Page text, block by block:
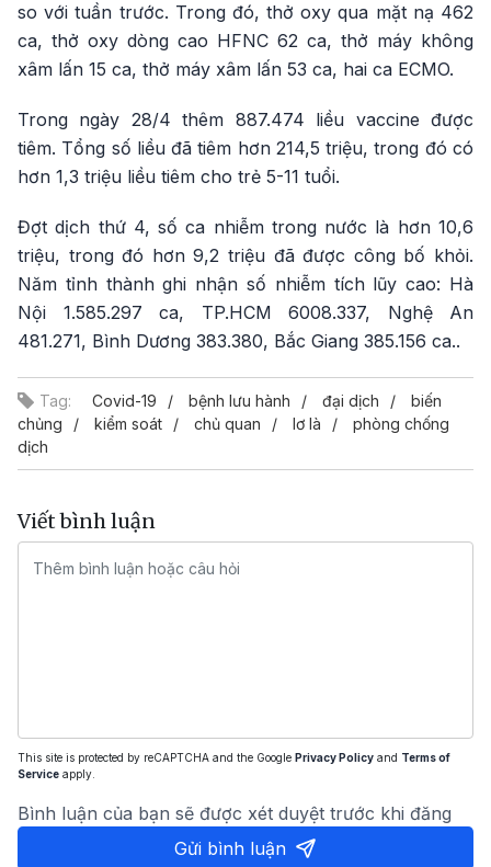
so với tuần trước. Trong đó, thở oxy qua mặt nạ 462
ca, thở oxy dòng cao HFNC 62 ca, thở máy không
xâm lấn 15 ca, thở máy xâm lấn 53 ca, hai ca ECMO.
Trong ngày 28/4 thêm 887.474 liều vaccine được
tiêm. Tổng số liều đã tiêm hơn 214,5 triệu, trong đó có
hơn 1,3 triệu liều tiêm cho trẻ 5-11 tuổi.
Đợt dịch thứ 4, số ca nhiễm trong nước là hơn 10,6
triệu, trong đó hơn 9,2 triệu đã được công bố khỏi.
Năm tỉnh thành ghi nhận số nhiễm tích lũy cao: Hà
Nội 1.585.297 ca, TP.HCM 6008.337, Nghệ An
481.271, Bình Dương 383.380, Bắc Giang 385.156 ca..
Tag: Covid-19 bệnh lưu hành đại dịch
biến
chủng
kiểm soát chủ quan lơ là
phòng chống
dịch
Viết bình luận
This site is protected by reCAPTCHA and the Google Privacy Policy and Terms of
Service apply.
Bình luận của bạn sẽ được xét duyệt trước khi đăng
Gửi bình luận